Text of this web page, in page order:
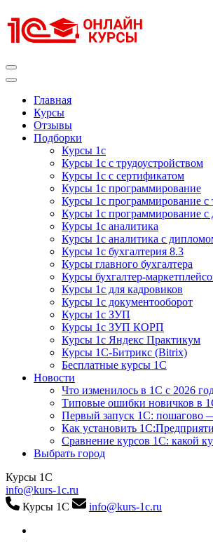
к
содержимому
Главная
Курсы
Отзывы
Подборки
Курсы 1с
Курсы 1с с трудоустройством
Курсы 1с с сертификатом
Курсы 1с программирование
Курсы 1с программирование с
Курсы 1с программирование
Курсы 1с аналитика
Курсы 1с аналитика с
Курсы 1с бухгалтерия 8.3
Курсы главного бухгалтера
Курсы бухгалтер-
Курсы 1с для кадровиков
Курсы 1с документооборот
Курсы 1с ЗУП
Курсы 1с ЗУП КОРП
Курсы 1с Яндекс Практикум
Курсы 1С-Битрикс (Bitrix)
Бесплатные курсы 1С
Новости
Что изменилось в 1С с 2026
Типовые ошибки новичков в
Первый запуск 1С: пошагово
Как установить
Сравнение курсов 1С: какой
Выбрать город
Курсы 1С
info@kurs-1c.ru
Курсы 1С
info@kurs-1c.ru